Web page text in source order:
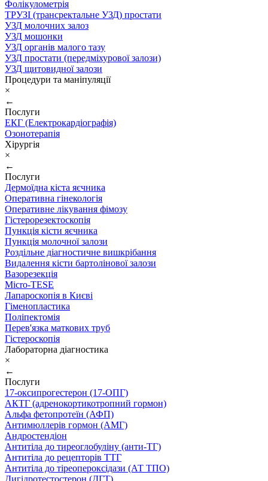
Фолікулометрія
ТРУЗІ (трансректальне УЗД) простати
УЗД молочних залоз
УЗД мошонки
УЗД органів малого тазу
УЗД простати (передміхурової залози)
УЗД щитовидної залози
Процедури та маніпуляції
×
←
Послуги
ЕКГ (Електрокардіографія)
Озонотерапія
Хірургія
×
←
Послуги
Дермоїдна кіста яєчника
Оперативна гінекологія
Оперативне лікування фімозу
Гістерорезектоскопія
Пункція кісти яєчника
Пункція молочної залози
Роздільне діагностичне вишкрібання
Видалення кісти бартолінової залози
Вазорезекція
Micro-TESE
Лапароскопія в Києві
Гіменопластика
Поліпектомія
Перев'язка маткових труб
Гістероскопія
Лабораторна діагностика
×
←
Послуги
17-оксипрогестерон (17-ОПГ)
АКТГ (адренокортикотропний гормон)
Альфа фетопротеїн (АФП)
Антимюллерів гормон (АМГ)
Андростендіон
Антитіла до тиреоглобуліну (анти-ТГ)
Антитіла до рецепторів ТТГ
Антитіла до тіреопероксідази (АТ ТПО)
Дигідротестостерон (ДГТ)